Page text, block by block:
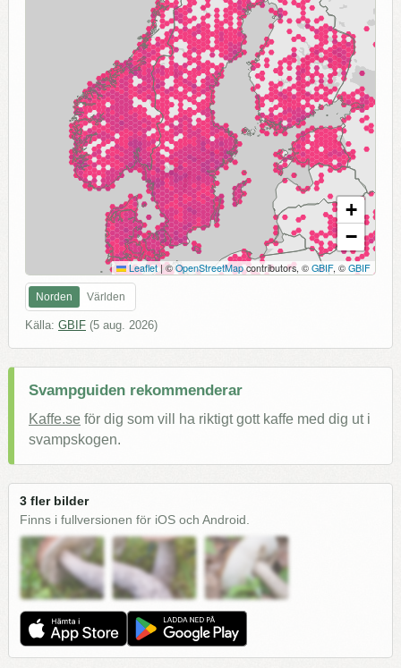
+
−
Leaflet |©OpenStreetMapcontributors, © GBIF, © GBIF
Norden Världen
Källa: GBIF (5 aug. 2026)
Svampguiden rekommenderar
Kaffe.se för dig som vill ha riktigt gott kaffe med dig ut i
svampskogen.
3 fler bilder
Finns i fullversionen för iOS och Android.